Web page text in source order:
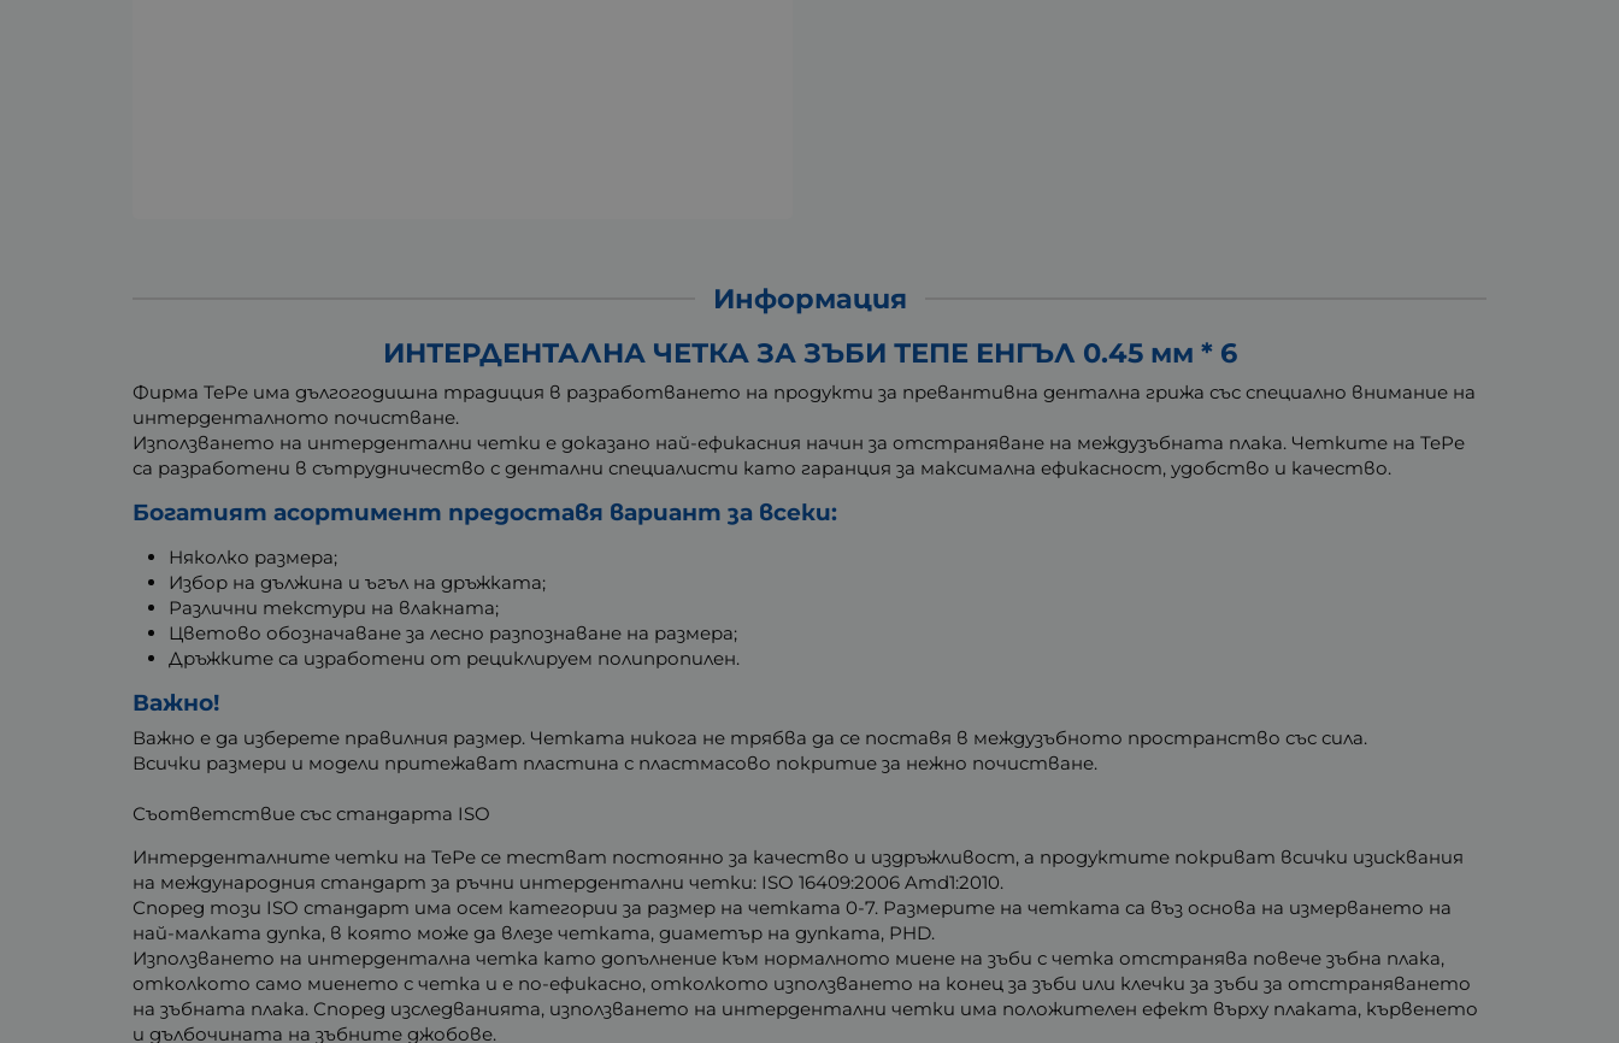
Информация
ИНТЕРДЕНТАЛНА ЧЕТКА ЗА ЗЪБИ ТЕПЕ ЕНГЪЛ 0.45 мм * 6
Фирма ТеРе има дългогодишна традиция в разработването на продукти за превантивна дентална грижа със специално внимание на
интерденталното почистване.
Използването на интердентални четки е доказано най-ефикасния начин за отстраняване на междузъбната плака. Четките на ТеРе
са разработени в сътрудничество с дентални специалисти като гаранция за максимална ефикасност, удобство и качество.
Богатият асортимент предоставя вариант за всеки:
Няколко размера;
Избор на дължина и ъгъл на дръжката;
Различни текстури на влакната;
Цветово обозначаване за лесно разпознаване на размера;
Дръжките са изработени от рециклируем полипропилен.
Важно!
Важно е да изберете правилния размер. Четката никога не трябва да се поставя в междузъбното пространство със сила.
Всички размери и модели притежават пластина с пластмасово покритие за нежно почистване.
Съответствие със стандарта ISO
Интерденталните четки на ТеРе се тестват постоянно за качество и издръжливост, а продуктите покриват всички изисквания
на международния стандарт за ръчни интердентални четки: ISO 16409:2006 Amd1:2010.
Според този ISO стандарт има осем категории за размер на четката 0-7. Размерите на четката са въз основа на измерването на
най-малката дупка, в която може да влезе четката, диаметър на дупката, PHD.
Използването на интердентална четка като допълнение към нормалното миене на зъби с четка отстранява повече зъбна плака,
отколкото само миенето с четка и е по-ефикасно, отколкото използването на конец за зъби или клечки за зъби за отстраняването
на зъбната плака. Според изследванията, използването на интердентални четки има положителен ефект върху плаката, кървенето
и дълбочината на зъбните джобове.